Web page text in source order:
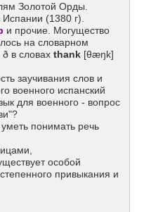
Золотой Орды.
(1380 г).
и прочие. Могущество
на словарном
ð в словахthank [θæŋk]
заучивания слов и
военного испанский
для военного - вопрос
понимать речь
особой
привыкания и